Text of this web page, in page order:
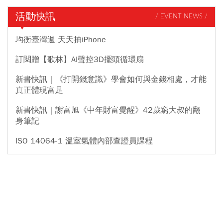
活動快訊 / EVENT NEWS /
均衡臺灣週 天天抽iPhone
訂閱贈【歌林】AI聲控3D擺頭循環扇
新書快訊｜《打開錢意識》學會如何與金錢相處，才能
真正體現富足
新書快訊｜謝富旭《中年財富覺醒》42歲窮大叔的翻
身筆記
ISO 14064-1 溫室氣體內部查證員課程